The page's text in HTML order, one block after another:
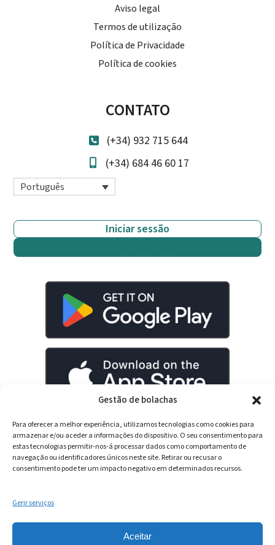
Gestão de bolachas
Para oferecer a melhor experiência, utilizamos tecnologias como cookies para
armazenar e/ou aceder a informações do dispositivo. O seu consentimento para
estas tecnologias permitir-nos-á processar dados como comportamento de
navegação ou identificadores únicos neste site. Retirar ou recusar o
consentimento pode ter um impacto negativo em determinados recursos.
Gerir serviços
Aceitar
Aviso legal
Termos de utilização
Política de Privacidade
Política de cookies
CONTATO
(+34) 932 715 644
(+34) 684 46 60 17
Português
Iniciar sessão
LinkedInYouTubeSpotify